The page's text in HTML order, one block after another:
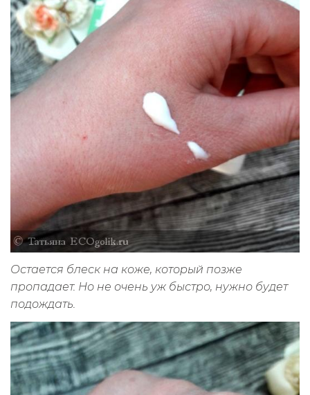
Остается блеск на коже, который позже
пропадает. Но не очень уж быстро, нужно будет
подождать.